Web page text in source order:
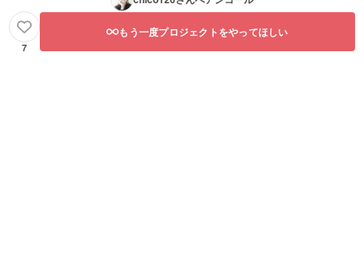
7
もう一度プロジェクトをやってほしい